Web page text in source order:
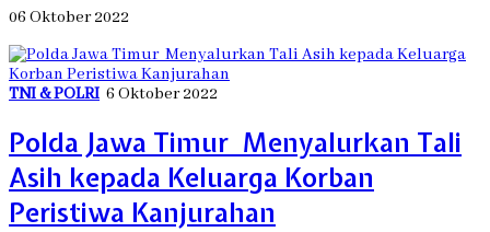
06 Oktober 2022
TNI & POLRI 6 Oktober 2022
Polda Jawa Timur Menyalurkan Tali
Asih kepada Keluarga Korban
Peristiwa Kanjurahan